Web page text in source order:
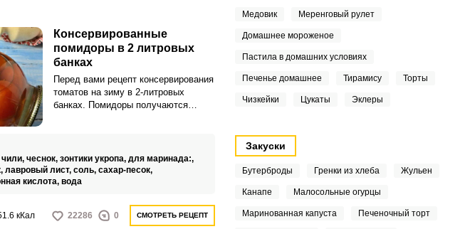
Консервированные
помидоры в 2 литровых
банках
Перед вами рецепт консервирования
томатов на зиму в 2-литровых
банках. Помидоры получаются
чеснок, зонтики укропа, для маринада:,
лавровый лист, соль, сахар-песок,
кислота, вода
кКал 22286 0 СМОТРЕТЬ РЕЦЕПТ
Медовик Меренговый рулет
Домашнее мороженое
Пастила в домашних условиях
Печенье домашнее Тирамису Торты
Чизкейки Цукаты Эклеры
Закуски
Бутерброды Гренки из хлеба Жульен
Канапе Малосольные огурцы
Маринованная капуста Печеночный торт